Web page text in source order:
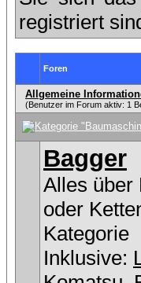
registriert
Foren
Allgemeine
(Benutzer im Forum aktiv: 1
Bagger
Alles über
oder
Kategorie
Inklusive: